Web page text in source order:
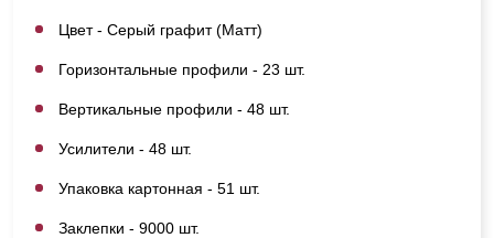
Цвет - Серый графит (Матт)
Горизонтальные профили - 23 шт.
Вертикальные профили - 48 шт.
Усилители - 48 шт.
Упаковка картонная - 51 шт.
Заклепки - 9000 шт.